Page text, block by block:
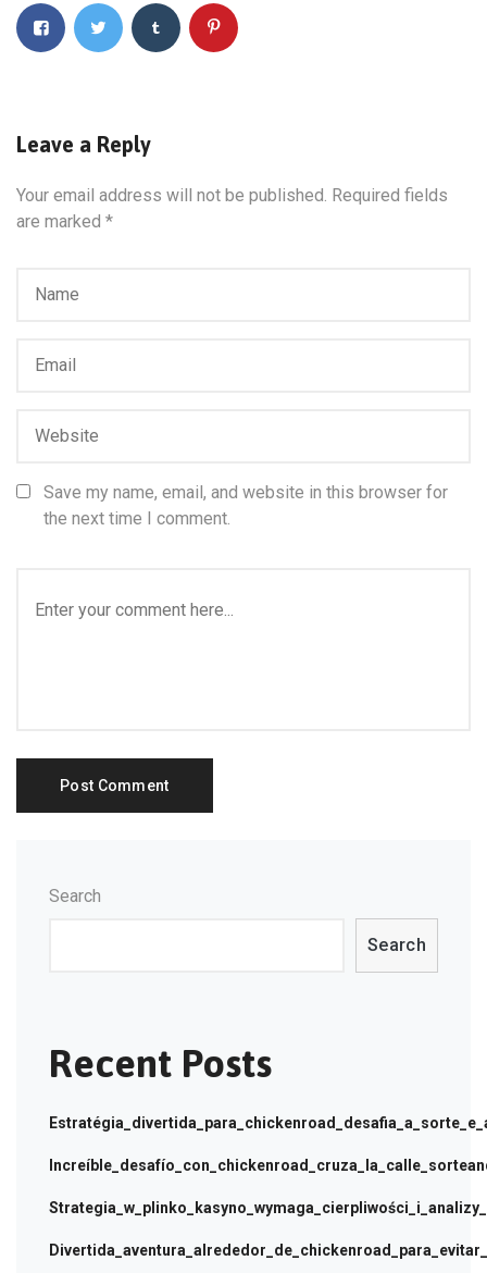
Leave a Reply
Your email address will not be published. Required fields
are marked *
Save my name, email, and website in this browser for
the next time I comment.
Search
Search
Recent Posts